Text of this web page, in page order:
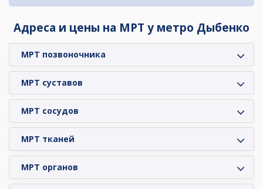
Адреса и цены на МРТ у метро Дыбенко
МРТ позвоночника
МРТ суставов
МРТ сосудов
МРТ тканей
МРТ органов